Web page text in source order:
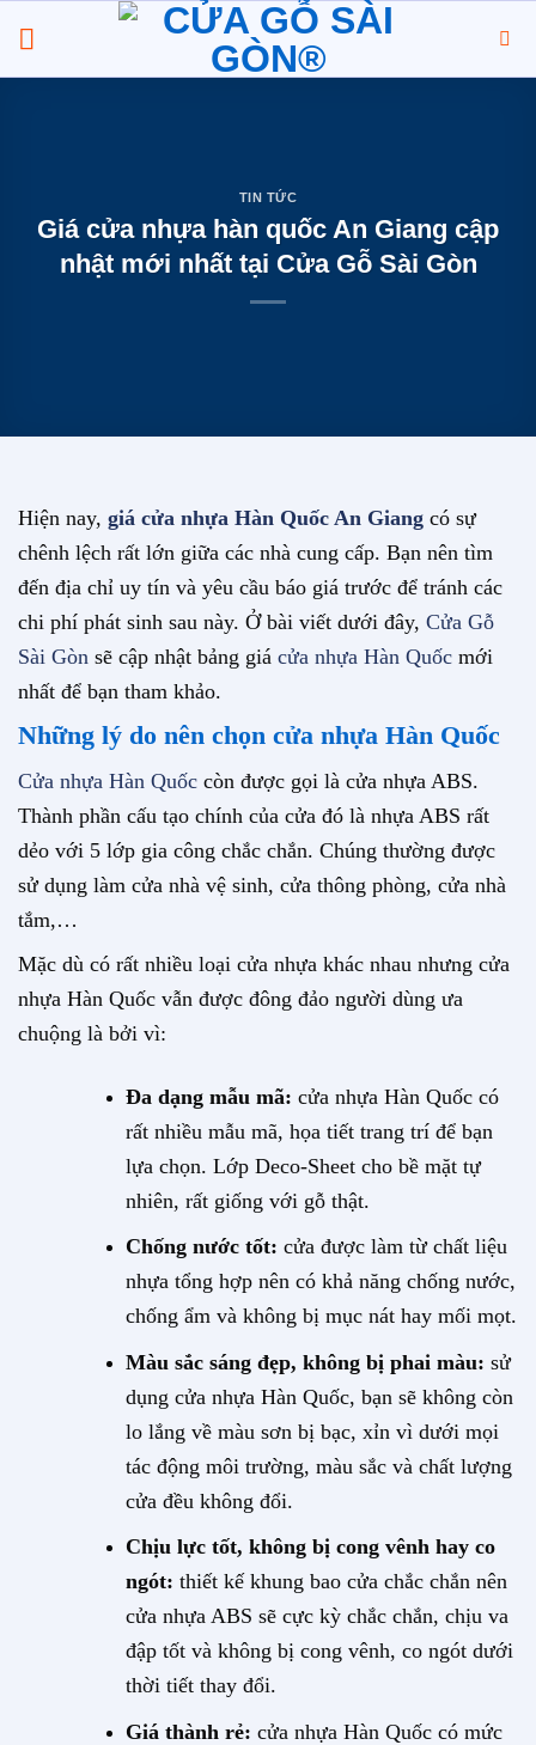
đến
nội
TIN TỨC
Giá cửa nhựa hàn quốc An Giang cập
nhật mới nhất tại Cửa Gỗ Sài Gòn
Hiện nay, giá cửa nhựa Hàn Quốc An Giang có sự
chênh lệch rất lớn giữa các nhà cung cấp. Bạn nên tìm
đến địa chỉ uy tín và yêu cầu báo giá trước để tránh các
chi phí phát sinh sau này. Ở bài viết dưới đây, Cửa Gỗ
Sài Gòn sẽ cập nhật bảng giá cửa nhựa Hàn Quốc mới
nhất để bạn tham khảo.
Những lý do nên chọn cửa nhựa Hàn Quốc
Cửa nhựa Hàn Quốc còn được gọi là cửa nhựa ABS.
Thành phần cấu tạo chính của cửa đó là nhựa ABS rất
dẻo với 5 lớp gia công chắc chắn. Chúng thường được
sử dụng làm cửa nhà vệ sinh, cửa thông phòng, cửa nhà
tắm,…
Mặc dù có rất nhiều loại cửa nhựa khác nhau nhưng cửa
nhựa Hàn Quốc vẫn được đông đảo người dùng ưa
chuộng là bởi vì:
Đa dạng mẫu mã: cửa nhựa Hàn Quốc có
rất nhiều mẫu mã, họa tiết trang trí để bạn
lựa chọn. Lớp Deco-Sheet cho bề mặt tự
nhiên, rất giống với gỗ thật.
Chống nước tốt: cửa được làm từ chất liệu
nhựa tổng hợp nên có khả năng chống nước,
chống ẩm và không bị mục nát hay mối mọt.
Màu sắc sáng đẹp, không bị phai màu: sử
dụng cửa nhựa Hàn Quốc, bạn sẽ không còn
lo lắng về màu sơn bị bạc, xỉn vì dưới mọi
tác động môi trường, màu sắc và chất lượng
cửa đều không đổi.
Chịu lực tốt, không bị cong vênh hay co
ngót: thiết kế khung bao cửa chắc chắn nên
cửa nhựa ABS sẽ cực kỳ chắc chắn, chịu va
đập tốt và không bị cong vênh, co ngót dưới
thời tiết thay đổi.
Giá thành rẻ: cửa nhựa Hàn Quốc có mức